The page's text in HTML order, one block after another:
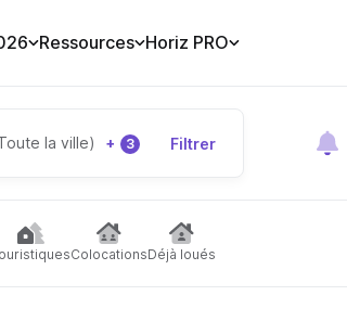
Ressources Horiz PRO
la ville) + 3 Filtrer
ColocationsDéjà loués